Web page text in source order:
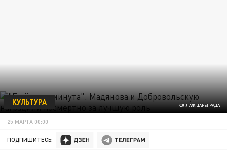
КОЛЛАЖ ЦАРЬГРАДА
КУЛЬТУРА
25 МАРТА 00:00
ПОДПИШИТЕСЬ: